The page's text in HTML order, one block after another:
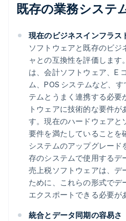
既存の業務システ
現在のビジネスインフラス
ソフトウェアと既存のビジ
ャとの互換性を評価します
は、会計ソフトウェア、E
ム、POS システムなど、
テムとうまく連携する必要
トウェアに技術的な要件が
す。現在のハードウェアと
要件を満たしていることを
システムのアップグレード
存のシステムで使用するデ
売上税ソフトウェアは、デ
ために、これらの形式でデ
エクスポートできる必要が
統合とデータ同期の容易さ